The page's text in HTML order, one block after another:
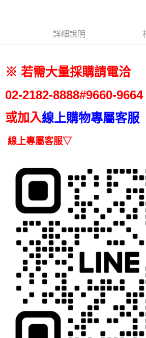
2.付款方式選擇「大哥付你分期」，訂單成立後
4.訂單成立30分鐘內，如未前往確認交易或遇審
法說明評估內容。
【繳款方式說明】
1.分期款項不併入電信帳單，「大哥付你分期」於
醒簡訊。
帳／街口支付／iPASS MONEY」等通路繳費。
用戶於交易時，得透過本服務購買商品或服務，
買賣價金債權讓與本公司後，依約使用本公司帳
2.基於同意付款使用「大哥付你分期」之契約關
資料（包含姓名、電話或地址）提供予台灣大哥
由本公司與您本人進行分期帳單所需資料之確認
3.完整用戶服務條款，請詳閱以下連結：https://
便利好安心！
１．簡單：不需註冊會員、不需綁卡、不需儲值。
３．安心：先確認商品／服務後，再付款。
【「AFTEE先享後付」結帳流程】
１．於結帳方式選擇「AFTEE先享後付」後，將
２．訂單成立數日內，您將收到繳費通知簡訊。
※ 請注意：結帳手續完成當下不需立刻繳費，但
購買商品的店家。未經商家同意取消之訂單仍視
後付繳納相關費用。
※ 交易是否成功請以「AFTEE先享後付 」之結帳
是否繳費成功／繳費後需取消欲退款等相關疑問
客戶支援中心」https://
【注意事項】
１．透過由恩沛科技股份有限公司提供之「
易，需依本服務之必要範圍內提供個人資料，並
權轉讓予恩沛科技股份有限公司。
２．關於個人資料處理事宜，請瀏覽以下網址：
https://aftee.tw/terms/#terms3
３．未成年的使用者請事先徵得法定代理人或監
「AFTEE先享後付」，若未經同意申辦者引起之
４．使用「AFTEE先享後付」時，將依據個別帳
時審查核予不同之上限額度；若仍有額度不足之
請求用戶進行身份認證。
宅配
每筆NT$100，滿NT$1,000(含以上)免運費
請自備購物袋，若需購買紙袋可現場詢問
詳細說明
※ 若需大量採購請電洽
02-2182-8888#9660-9664
或加入線上購物專屬客服
線上專屬客服▽